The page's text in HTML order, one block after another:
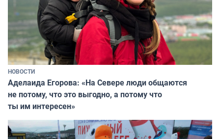
НОВОСТИ
Аделаида Егорова: «На Севере люди общаются
не потому, что это выгодно, а потому что
ты им интересен»